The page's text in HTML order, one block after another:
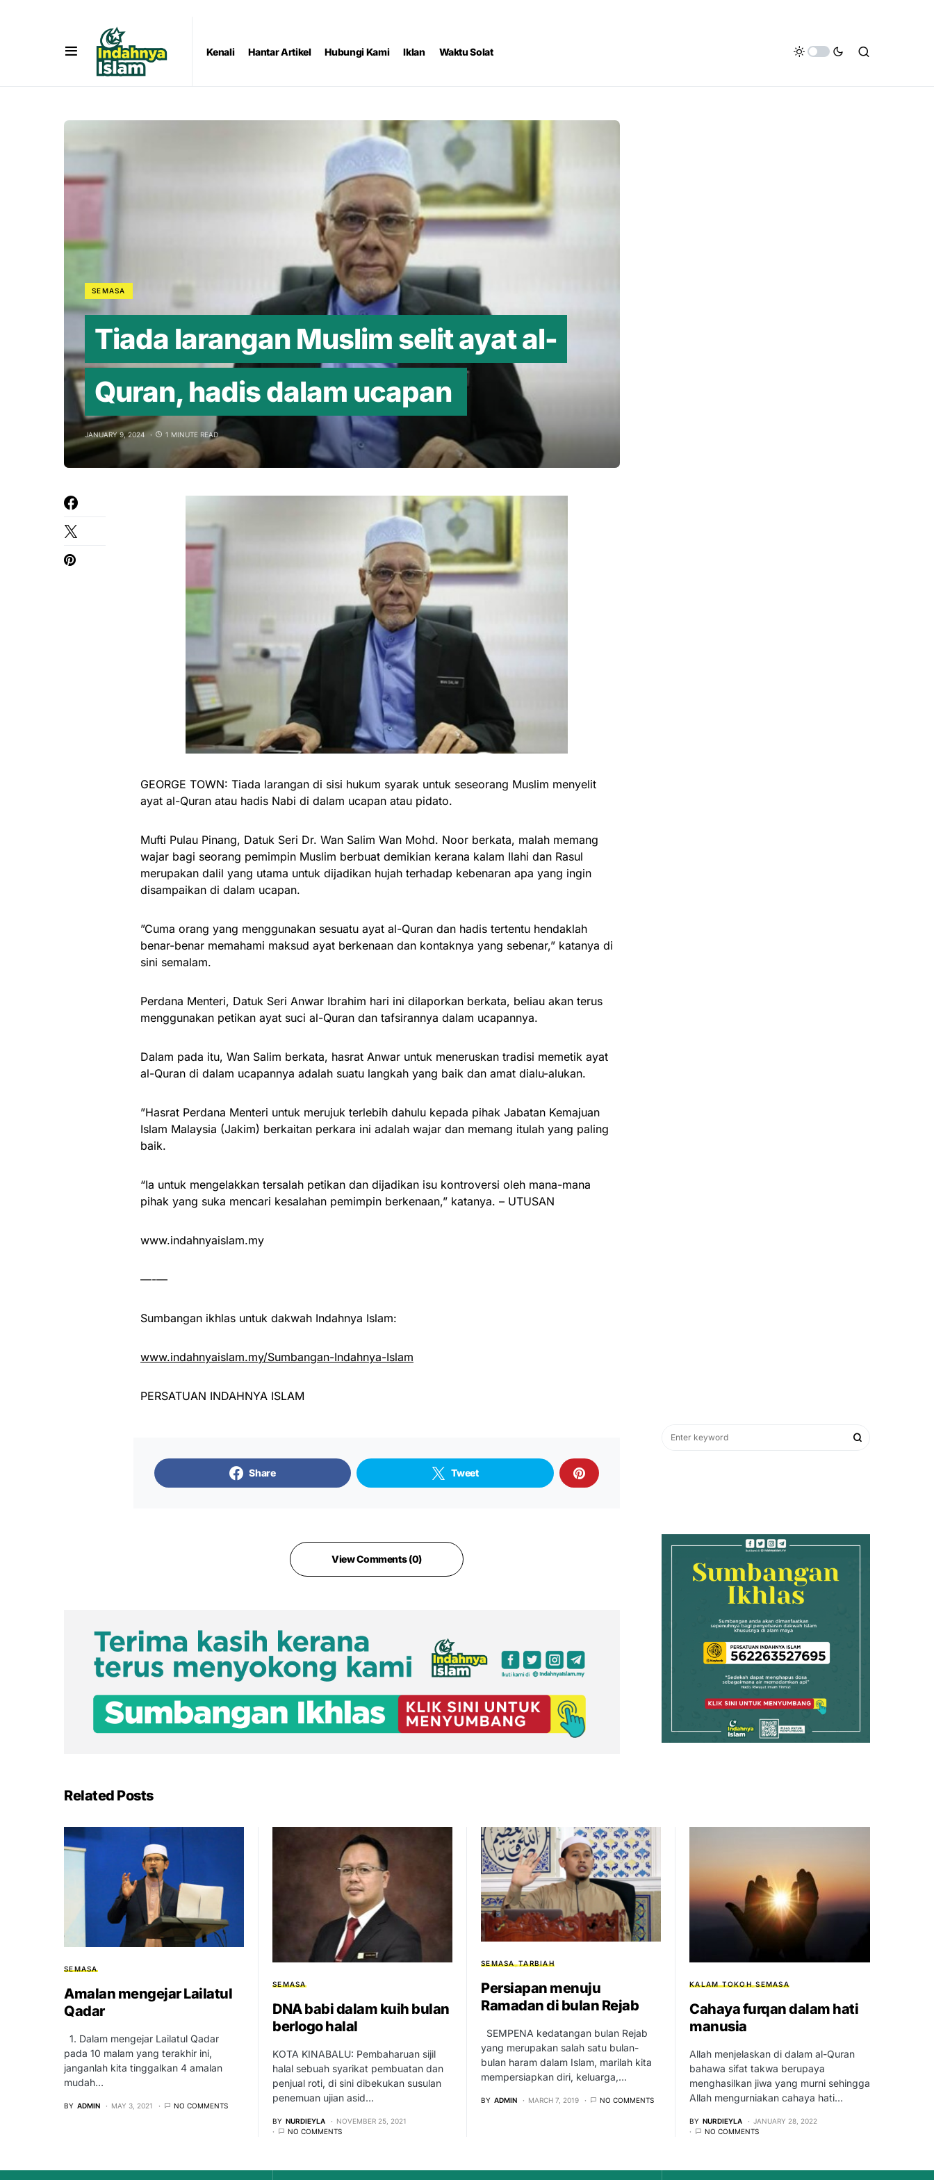
Kenali Hantar Artikel Hubungi Kami Iklan Waktu Solat
SEMASA
Tiada larangan Muslim selit ayat al-
Quran, hadis dalam ucapan
JANUARY 9, 2024 1 MINUTE READ
GEORGE TOWN: Tiada larangan di sisi hukum syarak untuk seseorang Muslim menyelit
ayat al-Quran atau hadis Nabi di dalam ucapan atau pidato.
Mufti Pulau Pinang, Datuk Seri Dr. Wan Salim Wan Mohd. Noor berkata, malah memang
wajar bagi seorang pemimpin Muslim berbuat demikian kerana kalam Ilahi dan Rasul
merupakan dalil yang utama untuk dijadikan hujah terhadap kebenaran apa yang ingin
disampaikan di dalam ucapan.
”Cuma orang yang menggunakan sesuatu ayat al-Quran dan hadis tertentu hendaklah
benar-benar memahami maksud ayat berkenaan dan kontaknya yang sebenar,” katanya di
sini semalam.
Perdana Menteri, Datuk Seri Anwar Ibrahim hari ini dilaporkan berkata, beliau akan terus
menggunakan petikan ayat suci al-Quran dan tafsirannya dalam ucapannya.
Dalam pada itu, Wan Salim berkata, hasrat Anwar untuk meneruskan tradisi memetik ayat
al-Quran di dalam ucapannya adalah suatu langkah yang baik dan amat dialu-alukan.
”Hasrat Perdana Menteri untuk merujuk terlebih dahulu kepada pihak Jabatan Kemajuan
Islam Malaysia (Jakim) berkaitan perkara ini adalah wajar dan memang itulah yang paling
baik.
“Ia untuk mengelakkan tersalah petikan dan dijadikan isu kontroversi oleh mana-mana
pihak yang suka mencari kesalahan pemimpin berkenaan,” katanya. – UTUSAN
www.indahnyaislam.my
—-—
Sumbangan ikhlas untuk dakwah Indahnya Islam:
www.indahnyaislam.my/Sumbangan-Indahnya-Islam
PERSATUAN INDAHNYA ISLAM
Share Tweet
View Comments (0)
Related Posts
SEMASA
Amalan mengejar Lailatul
Qadar
1. Dalam mengejar Lailatul Qadar
pada 10 malam yang terakhir ini,
janganlah kita tinggalkan 4 amalan
mudah…
BY ADMIN MAY 3, 2021 NO COMMENTS
SEMASA
DNA babi dalam kuih bulan
berlogo halal
KOTA KINABALU: Pembaharuan sijil
halal sebuah syarikat pembuatan dan
penjual roti, di sini dibekukan susulan
penemuan ujian asid…
BY NURDIEYLA
NOVEMBER 25, 2021
NO COMMENTS
SEMASA TARBIAH
Persiapan menuju
Ramadan di bulan Rejab
SEMPENA kedatangan bulan Rejab
yang merupakan salah satu bulan-
bulan haram dalam Islam, marilah kita
mempersiapkan diri, keluarga,…
BY ADMIN MARCH 7, 2019 NO COMMENTS
KALAM TOKOH SEMASA
Cahaya furqan dalam hati
manusia
Allah menjelaskan di dalam al-Quran
bahawa sifat takwa berupaya
menghasilkan jiwa yang murni sehingga
Allah mengurniakan cahaya hati…
BY NURDIEYLA
JANUARY 28, 2022
NO COMMENTS